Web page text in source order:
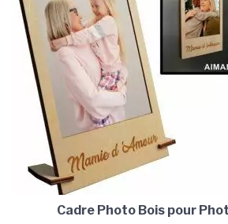
Cadre Photo Bois pour